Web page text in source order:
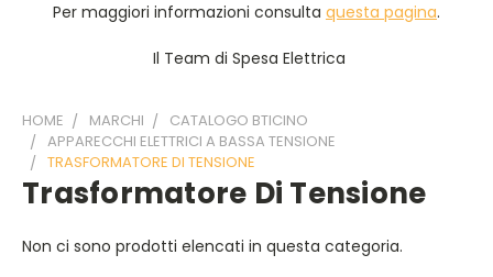
Per maggiori informazioni consulta questa pagina.
Il Team di Spesa Elettrica
HOME MARCHI
CATALOGO BTICINO
APPARECCHI ELETTRICI A BASSA TENSIONE
TRASFORMATORE DI TENSIONE
Trasformatore Di Tensione
Non ci sono prodotti elencati in questa categoria.